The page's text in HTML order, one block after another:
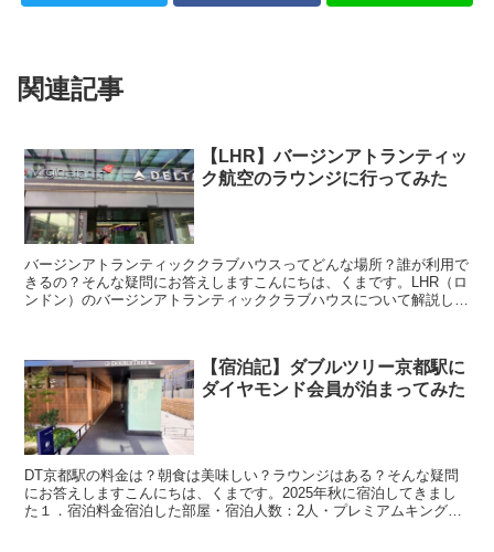
関連記事
【LHR】バージンアトランティッ
ク航空のラウンジに行ってみた
バージンアトランティッククラブハウスってどんな場所？誰が利用で
きるの？そんな疑問にお答えしますこんにちは、くまです。LHR（ロ
ンドン）のバージンアトランティッククラブハウスについて解説しま
【宿泊記】ダブルツリー京都駅に
ダイヤモンド会員が泊まってみた
DT京都駅の料金は？朝食は美味しい？ラウンジはある？そんな疑問
にお答えしますこんにちは、くまです。2025年秋に宿泊してきまし
た１．宿泊料金宿泊した部屋・宿泊人数：2人・プレミアムキング